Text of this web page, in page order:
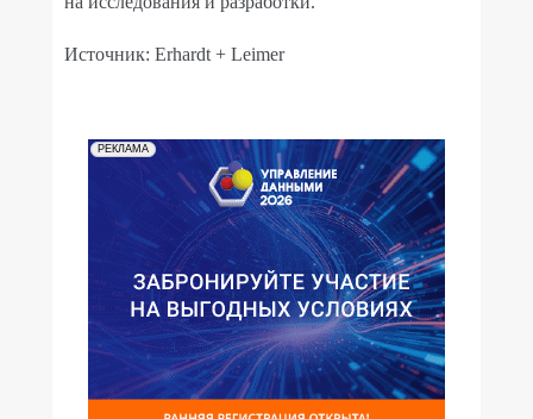
Источник: Erhardt + Leimer
РЕКЛАМА